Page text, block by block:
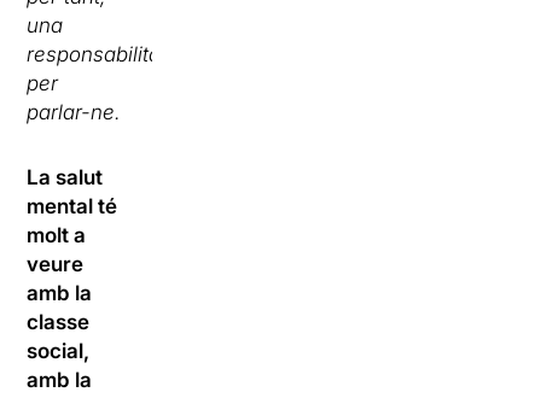
una
responsabilitat,
per
parlar-ne.
La salut
mental té
molt a
veure
amb la
classe
social,
amb la